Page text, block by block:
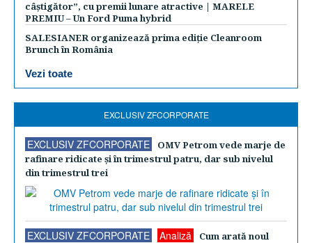
câștigător”, cu premii lunare atractive | MARELE
PREMIU – Un Ford Puma hybrid
SALESIANER organizează prima ediție Cleanroom
Brunch în România
Vezi toate
EXCLUSIV ZFCORPORATE
EXCLUSIV ZFCORPORATE
OMV Petrom vede marje de
rafinare ridicate şi în trimestrul patru, dar sub nivelul
din trimestrul trei
EXCLUSIV ZFCORPORATE Analiză
Cum arată noul